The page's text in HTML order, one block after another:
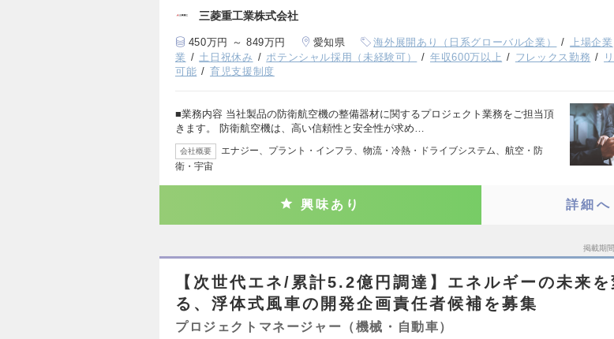
三菱重工業株式会社
450万円 ～ 849万円 愛知県 海外展開あり（日系グローバル企業） 上場企業
業
土日祝休み ポテンシャル採用（未経験可） 年収600万以上 フレックス勤務
可能
育児支援制度
■業務内容 当社製品の防衛航空機の整備器材に関するプロジェクト業務をご担当頂
きます。 防衛航空機は、高い信頼性と安全性が求め…
会社概要
エナジー、プラント・インフラ、物流・冷熱・ドライブシステム、航空・防
衛・宇宙
興味あり 詳細へ
掲載期間
【次世代エネ/累計5.2億円調達】エネルギーの未来を
る、浮体式風車の開発企画責任者候補を募集
プロジェクトマネージャー（機械・自動車）